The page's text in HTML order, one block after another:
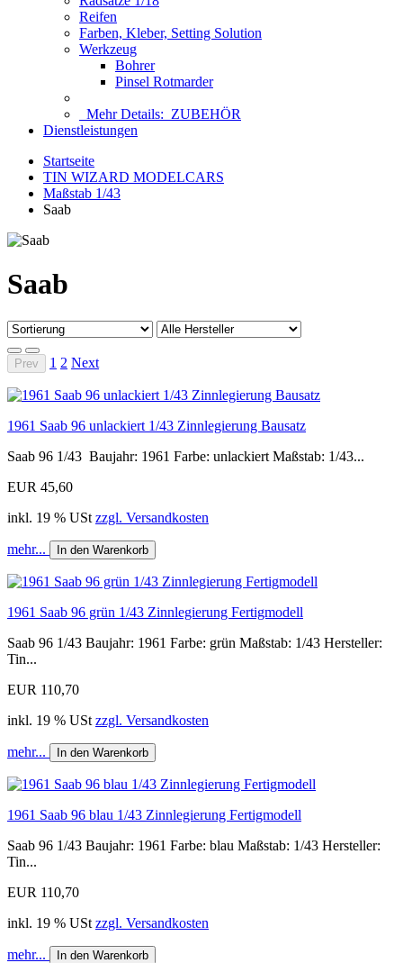
Reifen
Farben, Kleber, Setting Solution
Werkzeug
Bohrer
Pinsel Rotmarder
Mehr Details: ZUBEHÖR
Dienstleistungen
Startseite
TIN WIZARD MODELCARS
Maßstab 1/43
Saab
Saab
Prev 1 2 Next
1961 Saab 96 unlackiert 1/43 Zinnlegierung Bausatz
Saab 96 1/43 Baujahr: 1961 Farbe: unlackiert Maßstab: 1/43...
EUR 45,60
inkl. 19 % USt zzgl. Versandkosten
mehr... In den Warenkorb
1961 Saab 96 grün 1/43 Zinnlegierung Fertigmodell
Saab 96 1/43 Baujahr: 1961 Farbe: grün Maßstab: 1/43 Hersteller:
Tin...
EUR 110,70
inkl. 19 % USt zzgl. Versandkosten
mehr... In den Warenkorb
1961 Saab 96 blau 1/43 Zinnlegierung Fertigmodell
Saab 96 1/43 Baujahr: 1961 Farbe: blau Maßstab: 1/43 Hersteller:
Tin...
EUR 110,70
inkl. 19 % USt zzgl. Versandkosten
mehr... In den Warenkorb